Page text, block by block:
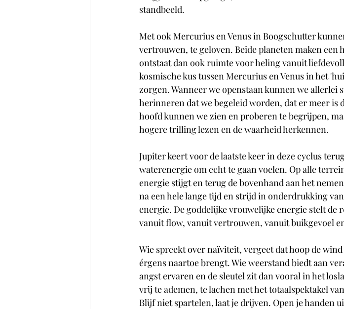
standbeeld.
Met ook Mercurius en Venus in Boogschutter
vertrouwen, te geloven. Beide planeten maken
ontstaat dan ook ruimte voor heling vanuit
kosmische kus tussen Mercurius en Venus in het
zorgen. Wanneer we openstaan kunnen we
herinneren dat we begeleid worden, dat er meer is
hoofd kunnen we zien en proberen te begrijpen,
hogere trilling lezen en de waarheid herkennen.
Jupiter keert voor de laatste keer in deze cyclus
waterenergie om echt te gaan voelen. Op alle
energie stijgt en terug de bovenhand aan het
na een hele lange tijd en strijd in onderdrukking
energie. De goddelijke vrouwelijke energie stelt de
vanuit flow, vanuit vertrouwen, vanuit buikgevoel
Wie spreekt over naïviteit, vergeet dat hoop de
érgens naartoe brengt. Wie weerstand biedt aan
angst ervaren en de sleutel zit dan vooral in het
vrij te ademen, te lachen met het totaalspektakel
Blijf niet spartelen, laat je drijven. Open je handen